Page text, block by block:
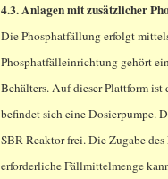
4.3. Anlagen mit zusätzlicher
Die Phosphatfällung erfolgt
Phosphatfälleinrichtung gehört
Behälters. Auf dieser Plattform
befindet sich eine Dosierpumpe.
SBR-Reaktor frei. Die Zugabe
erforderliche Fällmittelmenge